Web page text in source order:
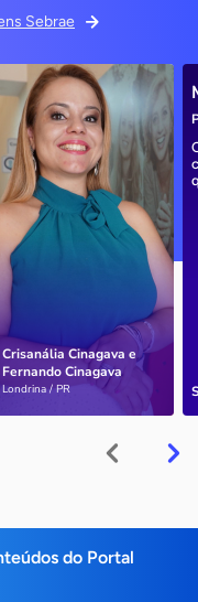
Sebrae
Crisanália Cinagava e
Fernando Cinagava
Londrina / PR
do Portal